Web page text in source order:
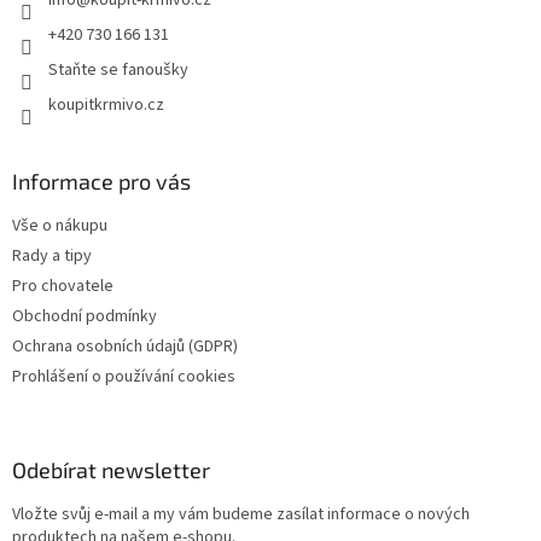
+420 730 166 131
Staňte se fanoušky
koupitkrmivo.cz
Informace pro vás
Vše o nákupu
Rady a tipy
Pro chovatele
Obchodní podmínky
Ochrana osobních údajů (GDPR)
Prohlášení o používání cookies
Odebírat newsletter
Vložte svůj e-mail a my vám budeme zasílat informace o nových